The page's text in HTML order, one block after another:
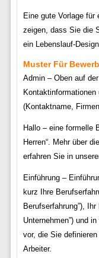
Eine gute Vorlage für
zeigen, dass Sie die
ein Lebenslauf-
Muster Für
Admin – Oben auf
(Kontaktname,
Hallo – eine formelle
Herren“. Mehr über
erfahren Sie in
Einführung –
kurz Ihre
Berufserfahrung”),
Unternehmen”) und
vor, die Sie
Arbeiter.